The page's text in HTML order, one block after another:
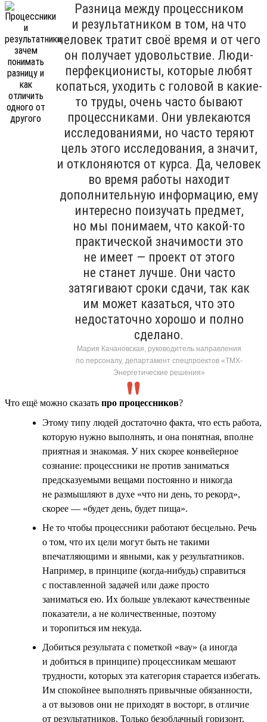
Разница между процессником
и результатником в том, на что
человек тратит своё время и от чего
он получает удовольствие. Люди-
перфекционисты, которые любят
копаться, уходить с головой в какие-
то труды, очень часто бывают
процессниками. Они увлекаются
исследованиями, но часто теряют
цель этого исследования, а значит,
и отклоняются от курса. Да, человек
во время работы находит
дополнительную информацию, ему
интересно поизучать предмет,
но мы понимаем, что какой-то
практической значимости это
не имеет — проект от этого
не станет лучше. Они часто
затягивают сроки сдачи, так как
им может казаться, что это
недостаточно хорошо и полно
сделано.
Мария Качановская, руководитель направления
по персоналу, департамент спецпроектов «ТМХ-
Энергетические решения»
Что ещё можно сказать про процессников?
Этому типу людей достаточно факта, что есть работа,
которую нужно выполнять, и она понятная, вполне
приятная и знакомая. У них скорее конвейерное
сознание: процессники не против заниматься
предсказуемыми вещами постоянно и никогда
не размышляют в духе «что ни день, то рекорд»,
скорее — «будет день, будет пища».
Не то чтобы процессники работают бесцельно. Речь
о том, что их цели могут быть не такими
впечатляющими и явными, как у результатников.
Например, в принципе (когда-нибудь) справиться
с поставленной задачей или даже просто
заниматься ею. Их больше увлекают качественные
показатели, а не количественные, поэтому
и торопиться им некуда.
Добиться результата с пометкой «вау» (а иногда
и добиться в принципе) процессникам мешают
трудности, которых эта категория старается избегать.
Им спокойнее выполнять привычные обязанности,
а от вызовов они не приходят в восторг, в отличие
от результатников. Только безоблачный горизонт,